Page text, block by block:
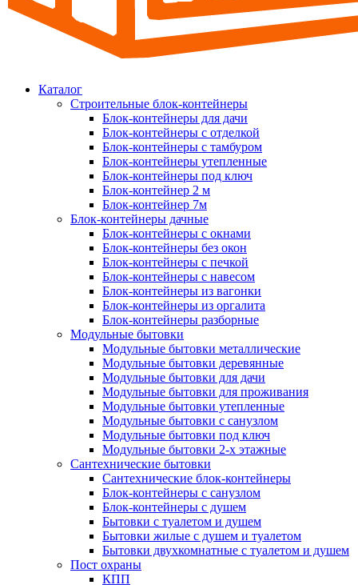
Каталог
Строительные блок-контейнеры
Блок-контейнеры для дачи
Блок-контейнеры с отделкой
Блок-контейнеры с тамбуром
Блок-контейнеры утепленные
Блок-контейнеры под ключ
Блок-контейнер 2 м
Блок-контейнер 7м
Блок-контейнеры дачные
Блок-контейнеры с окнами
Блок-контейнеры без окон
Блок-контейнеры с печкой
Блок-контейнеры с навесом
Блок-контейнеры из вагонки
Блок-контейнеры из оргалита
Блок-контейнеры разборные
Модульные бытовки
Модульные бытовки металлические
Модульные бытовки деревянные
Модульные бытовки для дачи
Модульные бытовки для проживания
Модульные бытовки утепленные
Модульные бытовки с санузлом
Модульные бытовки под ключ
Модульные бытовки 2-х этажные
Сантехнические бытовки
Сантехнические блок-контейнеры
Блок-контейнеры с санузлом
Блок-контейнеры с душем
Бытовки с туалетом и душем
Бытовки жилые с душем и туалетом
Бытовки двухкомнатные с туалетом и душем
Пост охраны
КПП